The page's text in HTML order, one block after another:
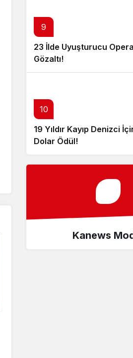
9
23 İlde Uyuşturucu
Gözaltı!
10
19 Yıldır Kayıp Denizci
Dolar Ödül!
Kanews